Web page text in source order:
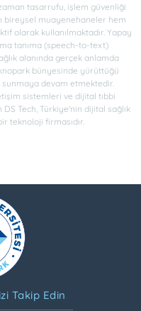
tasarrufu, işlem güvenliği
bireysel muayenehaneler hem
olarak kullanılmaktadır. Yapay
tanıma (speech-to-text)
alanında gerçek anlamda
bünyesinde yürüttüğü
devam etmektedir.
sistemleri ve dijital tıbbi
Tech, Türkiye'nin dijital sağlık
teknoloji firmasıdır.
Takip Edin